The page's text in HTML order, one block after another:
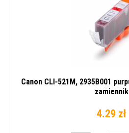
Canon CLI-521M, 2935B001
zamiennik
4.29 zł